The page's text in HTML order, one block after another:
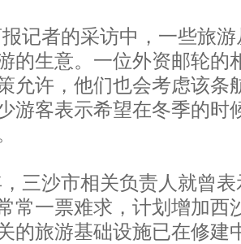
记者的采访中，一些旅
的生意。一位外资邮轮的
允许，他们也会考虑该条
游客表示希望在冬季的时
，三沙市相关负责人就曾
常一票难求，计划增加西
的旅游基础设施已在修建